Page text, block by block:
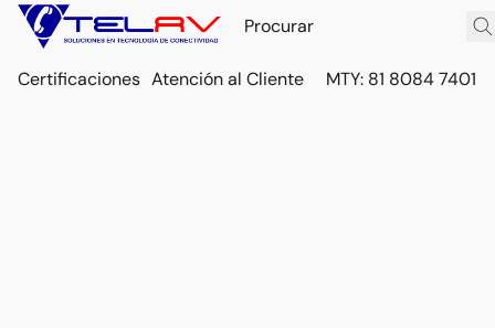
Certificaciones Atención al Cliente MTY: 81 8084 7401